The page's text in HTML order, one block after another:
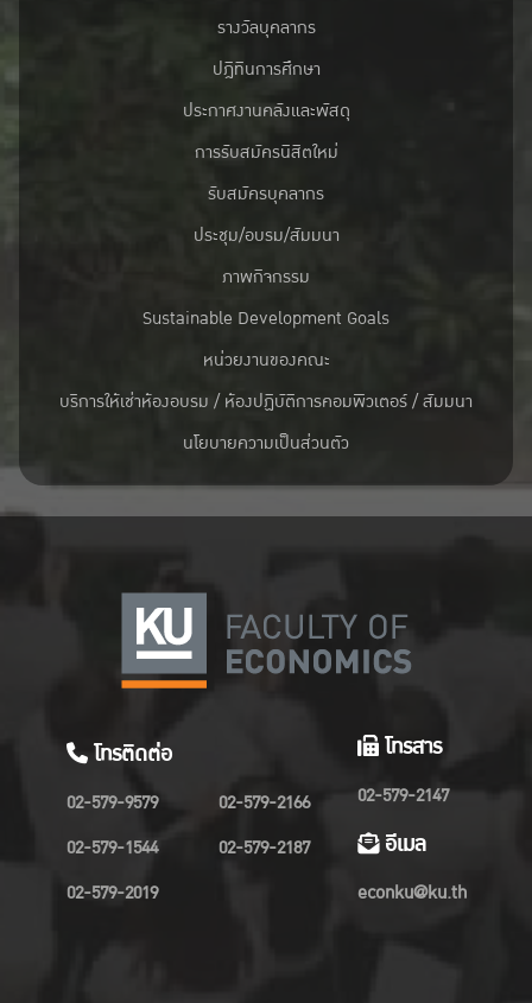
รางวัลบุคลากร
ปฎิทินการศึกษา
ประกาศงานคลังและพัสดุ
การรับสมัครนิสิตใหม่
รับสมัครบุคลากร
ประชุม/อบรม/สัมมนา
ภาพกิจกรรม
Sustainable Development Goals
หน่วยงานของคณะ
บริการให้เช่าห้องอบรม / ห้องปฏิบัติการคอมพิวเตอร์ / สัมมนา
นโยบายความเป็นส่วนตัว
โทรติดต่อ
02-579-9579
02-579-1544
02-579-2019
02-579-2166
02-579-2187
โทรสาร
02-579-2147
อีเมล
econku@ku.th